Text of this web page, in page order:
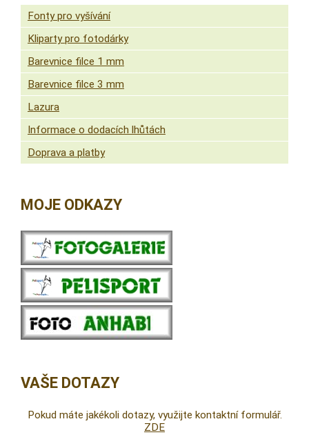
Fonty pro vyšívání
Kliparty pro fotodárky
Barevnice filce 1 mm
Barevnice filce 3 mm
Lazura
Informace o dodacích lhůtách
Doprava a platby
MOJE ODKAZY
VAŠE DOTAZY
Pokud máte jakékoli dotazy, využijte kontaktní formulář.
ZDE